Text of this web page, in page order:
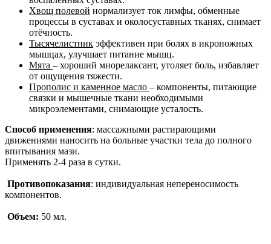
Хвощ полевой нормализует ток лимфы, обменные
процессы в суставах и околосуставных тканях, снимает
отёчность.
Тысячелистник эффективен при болях в икроножных
мышцах, улучшает питание мышц.
Мята – хороший миорелаксант, утоляет боль, избавляет
от ощущения тяжести.
Прополис и каменное масло – компоненты, питающие
связки и мышечные ткани необходимыми
микроэлементами, снимающие усталость.
Способ применения: массажными растирающими
движениями наносить на больные участки тела до полного
впитывания мази.
Применять 2-4 раза в сутки.
Противопоказания: индивидуальная непереносимость
компонентов.
Объем: 50 мл.